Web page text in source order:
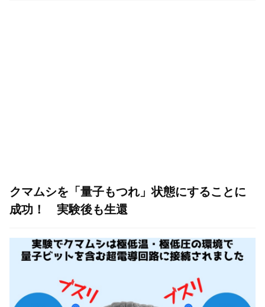
クマムシを「量子もつれ」状態にすることに
成功！ 実験後も生還